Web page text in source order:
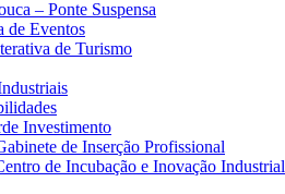
– Ponte Suspensa
de Eventos
de Turismo
Investimento
de Inserção Profissional
de Incubação e Inovação Industrial